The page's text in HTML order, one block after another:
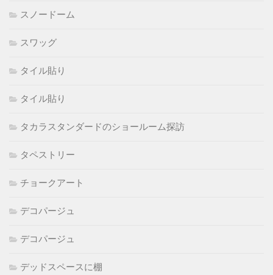
スノードーム
スワッグ
タイル貼り
タイル貼り
タカラスタンダードのショールーム探訪
タペストリー
チョークアート
デコパージュ
デコパージュ
デッドスペースに棚